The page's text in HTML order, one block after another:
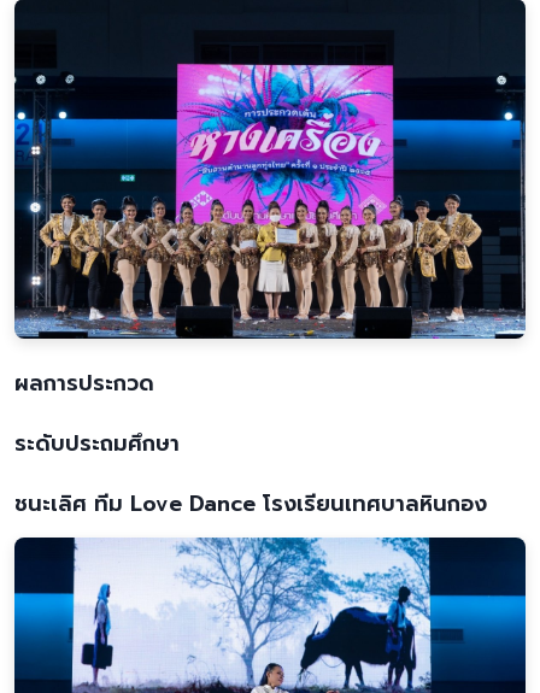
ผลการประกวด
ระดับประถมศึกษา
ชนะเลิศ ทีม Love Dance โรงเรียนเทศบาลหินกอง